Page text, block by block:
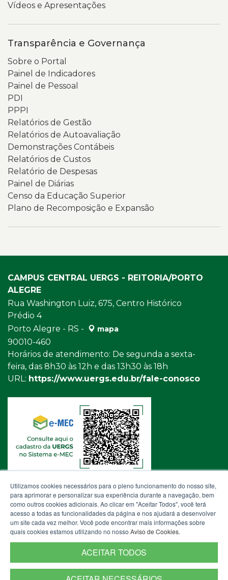
Vídeos e Apresentações
Transparência e Governança
Sobre o Portal
Painel de Indicadores
Painel de Pessoal
PDI
PPPI
Relatórios de Gestão
Relatórios de Autoavaliação
Demonstrações Contábeis
Relatórios de Custos
Relatório de Despesas
Painel de Diárias
Censo da Educação Superior
Plano de Recomposição e Expansão
CAMPUS CENTRAL UERGS - REITORIA/PORTO
ALEGRE
Rua Washington Luiz, 675, Centro Histórico
Prédio 4
Porto Alegre - RS -
mapa
90010-460
Horários de atendimento: De segunda a sexta-
feira, das 8h30 às 12h e das 13h30 às 18h
URL: https://www.uergs.edu.br/fale-conosco
Utilizamos cookies necessários para o pleno funcionamento do nosso site,
para aprimorar e personalizar sua experiência durante a navegação, bem
como outros cookies adicionais. Ao clicar em "Aceitar Todos", você terá
acesso a todas as funcionalidades da página e nos ajudará a desenvolver
um site cada vez melhor. Você pode encontrar mais informações sobre
quais cookies estamos utilizando no nosso Aviso de Cookies.
ACEITAR TODOS